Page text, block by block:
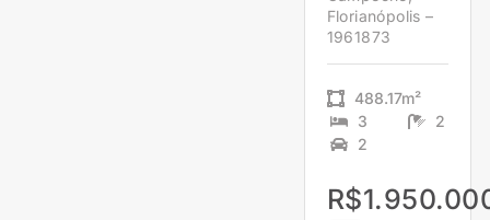
Florianópolis –
1961873
488.17m²
3
2
2